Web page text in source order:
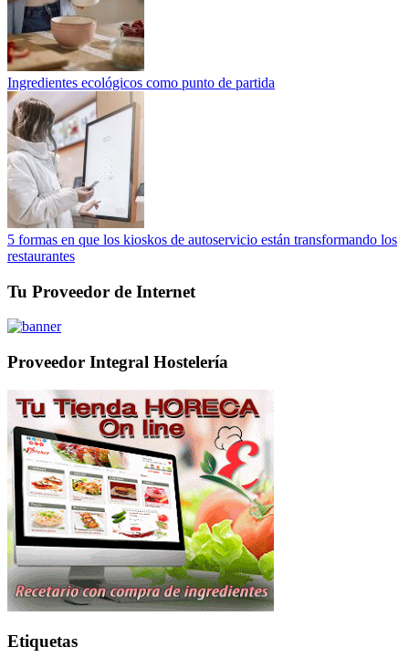
Ingredientes ecológicos como punto de partida
5 formas en que los kioskos de autoservicio están transformando los
restaurantes
Tu Proveedor de Internet
Proveedor Integral Hostelería
Etiquetas